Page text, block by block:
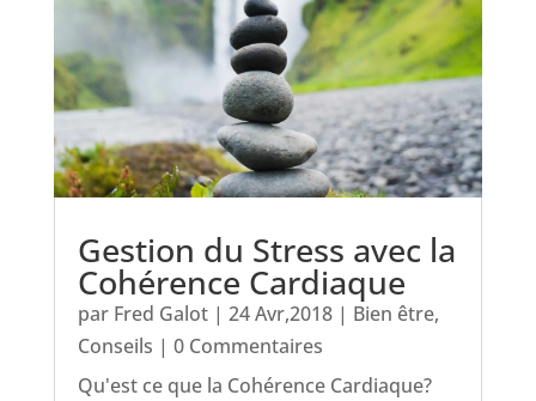
Gestion du Stress avec la
Cohérence Cardiaque
par Fred Galot| 24 Avr,2018| Bien être,
Conseils | 0 Commentaires
Qu'est ce que la Cohérence Cardiaque?